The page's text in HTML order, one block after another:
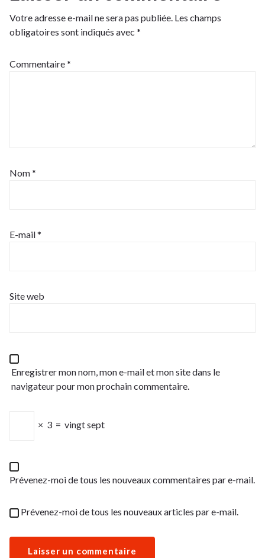
Votre adresse e-mail ne sera pas publiée. Les champs
obligatoires sont indiqués avec *
Commentaire*
Nom*
E-mail*
Site web
Enregistrer mon nom, mon e-mail et mon site dans le
navigateur pour mon prochain commentaire.
× 3 = vingt sept
Prévenez-moi de tous les nouveaux commentaires par e-mail.
Prévenez-moi de tous les nouveaux articles par e-mail.